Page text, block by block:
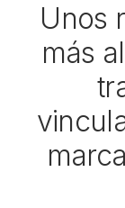
Unos
más